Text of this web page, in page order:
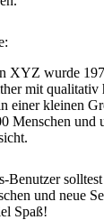
XYZ wurde
mit qualitativ
einer kleinen
Menschen und
Benutzer
und neue
Spaß!